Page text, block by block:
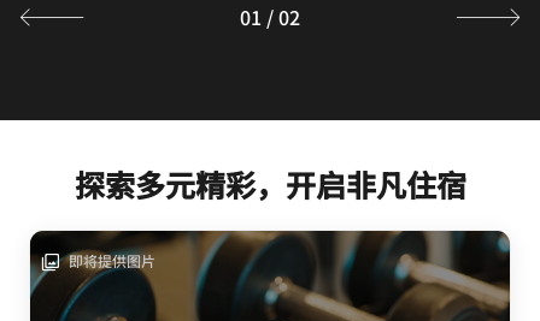
01 /02
探索多元精彩，开启非凡住宿
即将提供图片